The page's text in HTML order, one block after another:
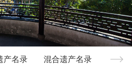
产名录 混合遗产名录